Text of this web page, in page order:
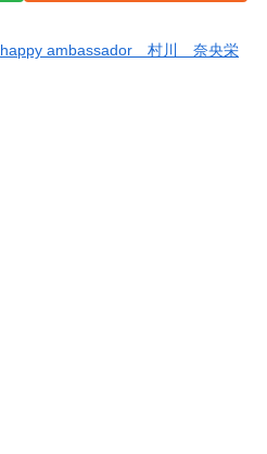
happy ambassador 村川 奈央栄